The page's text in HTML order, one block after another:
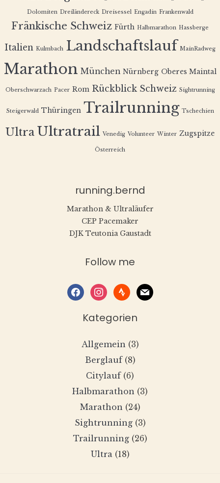
Dolomiten Dreiländereck Dreisessel Engadin Frankenwald
Fränkische Schweiz Fürth Halbmarathon Hassberge
Italien Kulmbach Landschaftslauf MainRadweg
Marathon München Nürnberg Oberes Maintal
Oberschwarzach Pacer Rom Rückblick Schweiz Sightrunning
Steigerwald Thüringen Trailrunning Tschechien
Ultra Ultratrail Venedig Volunteer Winter Zugspitze
Österreich
running.bernd
Marathon & Ultraläufer
CEP Pacemaker
DJK Teutonia Gaustadt
Follow me
facebookinstagram
stravamail
Kategorien
Allgemein (3)
Berglauf(8)
Citylauf(6)
Halbmarathon (3)
Marathon (24)
Sightrunning(3)
Trailrunning(26)
Ultra(18)